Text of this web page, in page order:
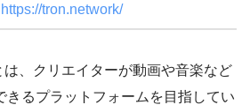
https://tron.network/
は、クリエイターが動画や音楽など
きるプラットフォームを目指してい